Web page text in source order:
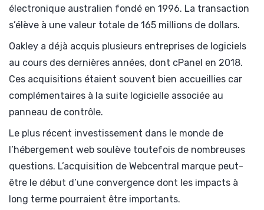
électronique australien fondé en 1996. La transaction
s’élève à une valeur totale de 165 millions de dollars.
Oakley a déjà acquis plusieurs entreprises de logiciels
au cours des dernières années, dont cPanel en 2018.
Ces acquisitions étaient souvent bien accueillies car
complémentaires à la suite logicielle associée au
panneau de contrôle.
Le plus récent investissement dans le monde de
l’hébergement web soulève toutefois de nombreuses
questions. L’acquisition de Webcentral marque peut-
être le début d’une convergence dont les impacts à
long terme pourraient être importants.